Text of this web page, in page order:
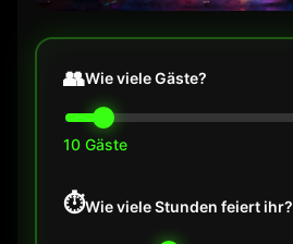
👥Wie viele Gäste?
10 Gäste
⏱️Wie viele Stunden feiert ihr?